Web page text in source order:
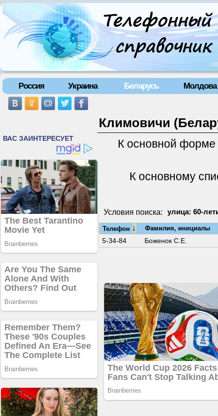
Россия Украина Беларусь Молдова
Климовичи
К основной форме
К основному
Условия поиска: улица: 60-
Телефон ↓ Фамилия, инициалы
5-34-84 Боженок С.Е.